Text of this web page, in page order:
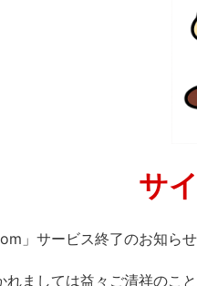
サ
」サービス終了のお知らせ
ましては益々ご清祥のこ